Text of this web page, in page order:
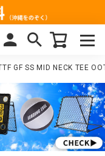
GF SS MID NECK TEE